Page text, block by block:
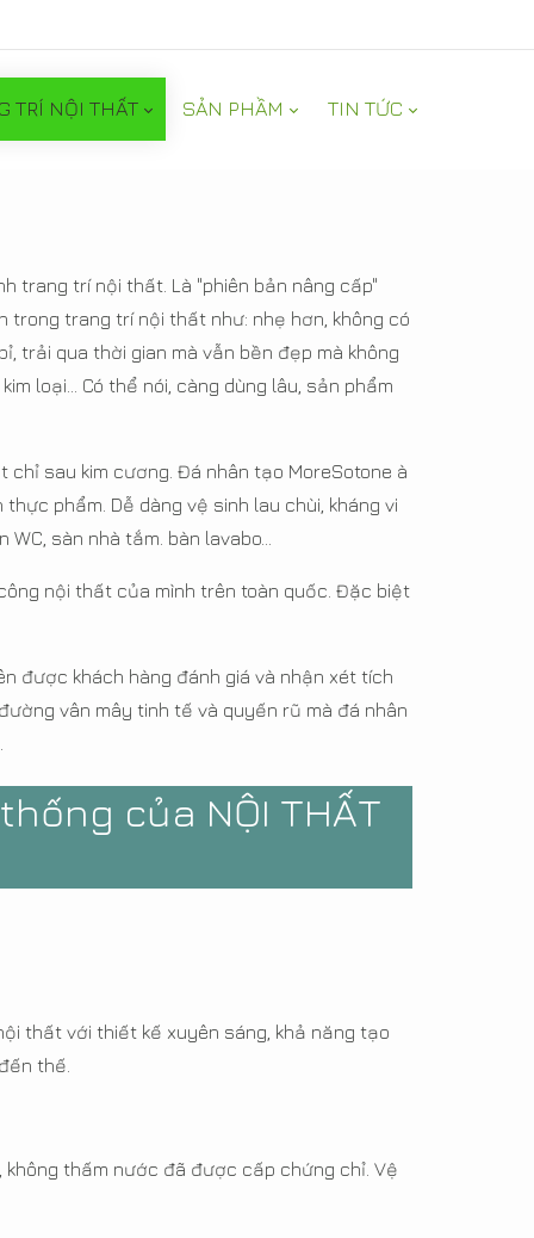
TRÍ NỘI THẤT SẢN PHẦM TIN TỨC
trang trí nội thất. Là "phiên bản nâng cấp"
trang trí nội thất như: nhẹ hơn, không có
trải qua thời gian mà vẫn bền đẹp mà không
loại... Có thể nói, càng dùng lâu, sản phẩm
sau kim cương. Đá nhân tạo MoreSotone à
phẩm. Dễ dàng vệ sinh lau chùi, kháng vi
sàn nhà tắm. bàn lavabo...
nội thất của mình trên toàn quốc. Đặc biệt
được khách hàng đánh giá và nhận xét tích
vân mây tinh tế và quyến rũ mà đá nhân
của NỘI THẤT
thất với thiết kế xuyên sáng, khả năng tạo
thế.
thấm nước đã được cấp chứng chỉ. Vệ